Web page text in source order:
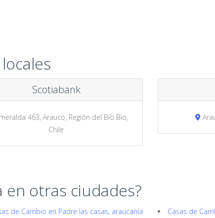
Scotiabank
463, Arauco, Región del Bío Bío,
Chile
otras ciudades?
de Cambio en Padre las casas, araucanía
Casas de